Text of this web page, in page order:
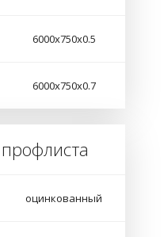
6000х750х0.5
6000х750х0.7
оцинкованный